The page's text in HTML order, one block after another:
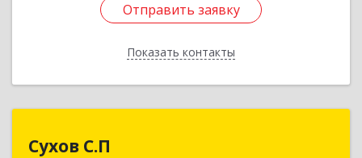
Отправить заявку
Показать контакты
Отправить заявку
Назад
Сухов С.П